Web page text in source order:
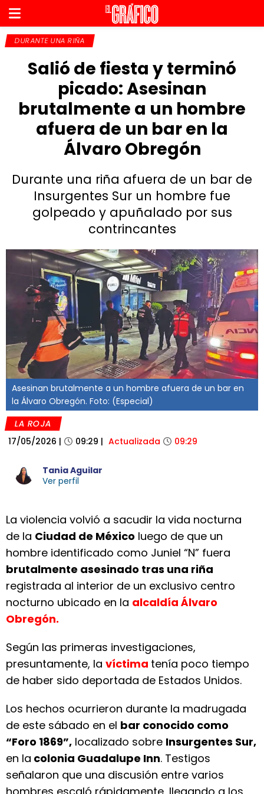
DURANTE UNA RIÑA
Salió de fiesta y terminó
picado: Asesinan
brutalmente a un hombre
afuera de un bar en la
Álvaro Obregón
Durante una riña afuera de un bar de
Insurgentes Sur un hombre fue
golpeado y apuñalado por sus
contrincantes
Asesinan brutalmente a un hombre afuera de un bar en
la Álvaro Obregón. Foto: (Especial)
LA ROJA
17/05/2026 | 09:29 | Actualizada 09:29
Tania Aguilar
Ver perfil
La violencia volvió a sacudir la vida nocturna
de la Ciudad de México luego de que un
hombre identificado como Juniel “N” fuera
brutalmente asesinado tras una riña
registrada al interior de un exclusivo centro
nocturno ubicado en la alcaldía Álvaro
Obregón.
Según las primeras investigaciones,
presuntamente, la víctima tenía poco tiempo
de haber sido deportada de Estados Unidos.
Los hechos ocurrieron durante la madrugada
de este sábado en el bar conocido como
“Foro 1869”, localizado sobre Insurgentes Sur,
en la colonia Guadalupe Inn. Testigos
señalaron que una discusión entre varios